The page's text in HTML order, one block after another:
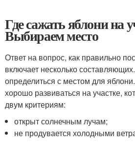
Где сажать яблони на
Выбираем место
Ответ на вопрос, как правильно
включает несколько
определиться с местом для
хорошо развиваться на участке,
двум критериям:
открыт солнечным лучам;
не продувается холодными